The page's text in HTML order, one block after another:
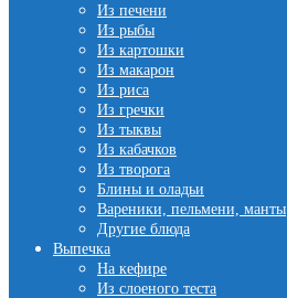
Из печени
Из рыбы
Из картошки
Из макарон
Из риса
Из гречки
Из тыквы
Из кабачков
Из творога
Блины и оладьи
Вареники, пельмени, манты
Другие блюда
Выпечка
На кефире
Из слоеного теста